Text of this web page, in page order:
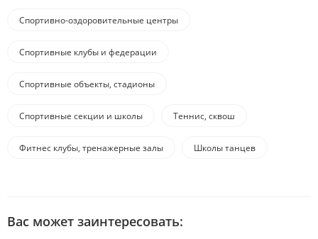
Спортивно-оздоровительные центры
Спортивные клубы и федерации
Спортивные объекты, стадионы
Спортивные секции и школы Теннис, сквош
Фитнес клубы, тренажерные залы Школы танцев
Вас может заинтересовать: